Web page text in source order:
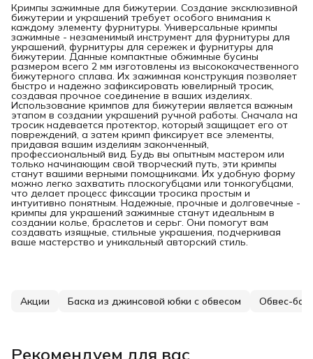
Кримпы зажимные для бижутерии. Создание эксклюзивной
бижутерии и украшений требует особого внимания к
каждому элементу фурнитуры. Универсальные кримпы
зажимные - незаменимый инструмент для фурнитуры для
украшений, фурнитуры для сережек и фурнитуры для
бижутерии. Данные компактные обжимные бусины
размером всего 2 мм изготовлены из высококачественного
бижутерного сплава. Их зажимная конструкция позволяет
быстро и надежно зафиксировать ювелирный тросик,
создавая прочное соединение в ваших изделиях.
Использование кримпов для бижутерии является важным
этапом в создании украшений ручной работы. Сначала на
тросик надевается протектор, который защищает его от
повреждений, а затем кримп фиксирует все элементы,
придавая вашим изделиям законченный,
профессиональный вид. Будь вы опытным мастером или
только начинающим свой творческий путь, эти кримпы
станут вашими верными помощниками. Их удобную форму
можно легко захватить плоскогубцами или тонкогубцами,
что делает процесс фиксации тросика простым и
интуитивно понятным. Надежные, прочные и долговечные -
кримпы для украшений зажимные станут идеальным в
создании колье, браслетов и серьг. Они помогут вам
создавать изящные, стильные украшения, подчеркивая
ваше мастерство и уникальный авторский стиль.
Акции Баска из джинсовой юбки с обвесом Обвес-
Рекомендуем для вас